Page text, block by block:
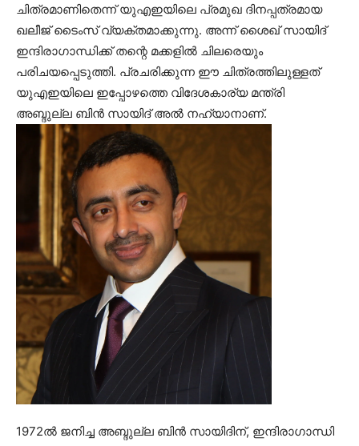
ചിത്രമാണിതെന്ന് യുഎഇയിലെ പ്രമുഖ ദിനപ്പത്രമായ
ഖലീജ് ടൈംസ് വ്യക്തമാക്കുന്നു. അന്ന് ശൈഖ് സായിദ്
ഇന്ദിരാഗാന്ധിക്ക് തന്റെ മക്കളില്‍ ചിലരെയും
പരിചയപ്പെടുത്തി. പ്രചരിക്കുന്ന ഈ ചിത്രത്തിലുള്ളത്
യുഎഇയിലെ ഇപ്പോഴത്തെ വിദേശകാര്യ മന്ത്രി
അബ്ദുല്ല ബിന്‍ സായിദ് അല്‍ നഹ്‍യാനാണ്.
1972ല്‍ ജനിച്ച അബ്ദുല്ല ബിന്‍ സായിദിന്, ഇന്ദിരാഗാന്ധി